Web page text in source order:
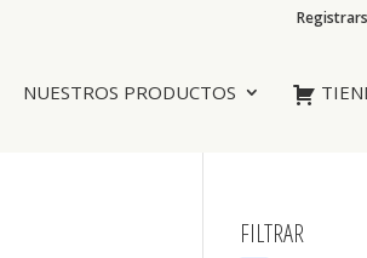
NUESTROS PRODUCTOS
FILTRAR